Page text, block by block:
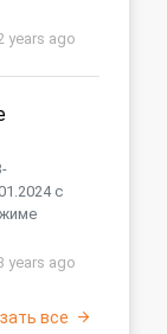
years ago
с
years ago
все